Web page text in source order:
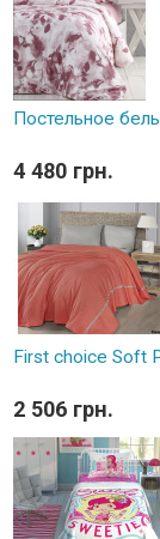
Постельное
4 480 грн.
First choice Soft
2 506 грн.